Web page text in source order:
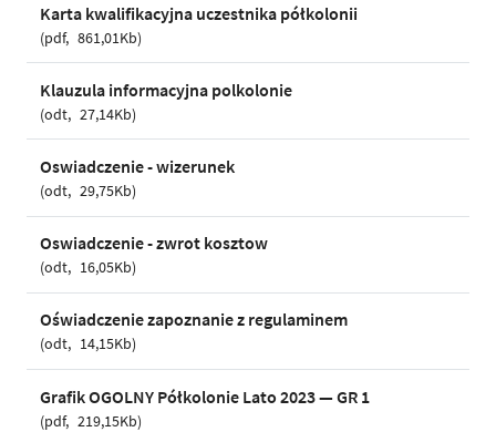
Karta kwalifikacyjna uczestnika półkolonii
pdf 861,01Kb
Klauzula informacyjna polkolonie
odt 27,14Kb
Oswiadczenie - wizerunek
odt 29,75Kb
Oswiadczenie - zwrot kosztow
odt 16,05Kb
Oświadczenie zapoznanie z regulaminem
odt 14,15Kb
Grafik OGOLNY Półkolonie Lato 2023 — GR 1
pdf 219,15Kb